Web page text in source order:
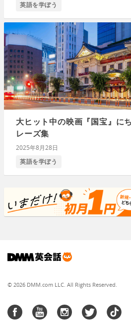
英語を学ぼう
大ヒット中の映画『国宝』に
レーズ集
2025年8月28日
英語を学ぼう
© 2026 DMM.com LLC. All Rights Reserved.